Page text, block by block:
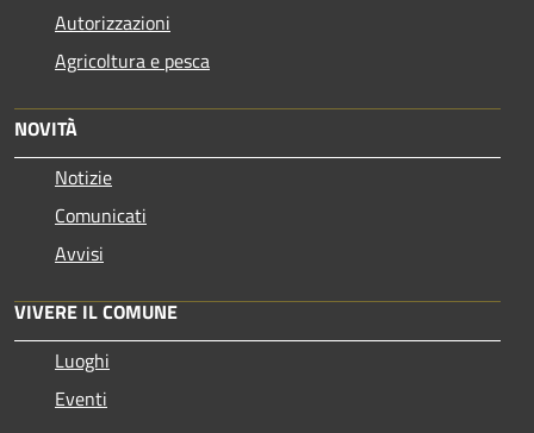
Autorizzazioni
Agricoltura e pesca
NOVITÀ
Notizie
Comunicati
Avvisi
VIVERE IL COMUNE
Luoghi
Eventi